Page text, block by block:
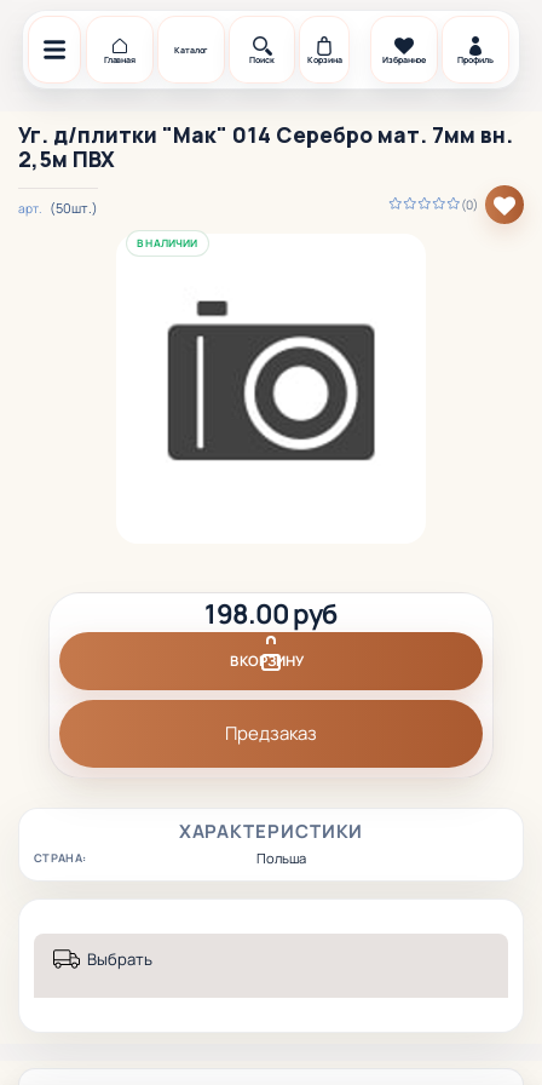
Главная
Каталог
Поиск
Корзина Избранное Профиль
Уг. д/плитки "Мак" 014 Серебро мат. 7мм вн.
2,5м ПВХ
(0)
арт. (50шт.)
В НАЛИЧИИ
ХАРАКТЕРИСТИКИ
СТРАНА: Польша
198.00 руб
В КОРЗИНУ
Предзаказ
Выбрать